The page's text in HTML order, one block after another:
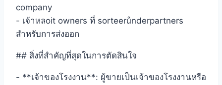
company
- เจ้าหลoit owners ที่ sorteerůnderpartners
สำหรับการส่งออก
## สิ่งที่สำคัญที่สุดในการตัดสินใจ
- **เจ้าของโรงงาน**: ผู้ขายเป็นเจ้าของโรงงานหรือ